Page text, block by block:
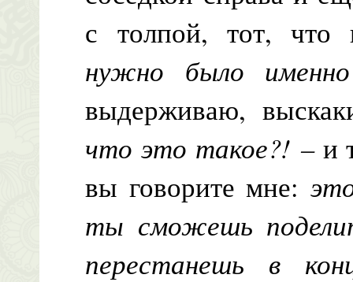
с толпой, тот, что
нужно было
выдерживаю,
что это такое?! – и
вы говорите мне:
ты сможешь
перестанешь в